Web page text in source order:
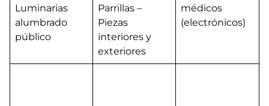
Luminarias
alumbrado
público
Parrillas –
Piezas
interiores y
exteriores
médicos
(electrónicos)